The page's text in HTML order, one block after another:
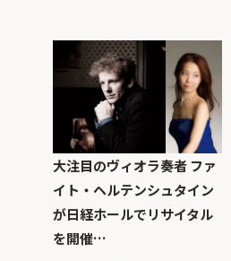
大注目のヴィオラ奏者 ファ
イト・ヘルテンシュタイン
が日経ホールでリサイタル
を開催…